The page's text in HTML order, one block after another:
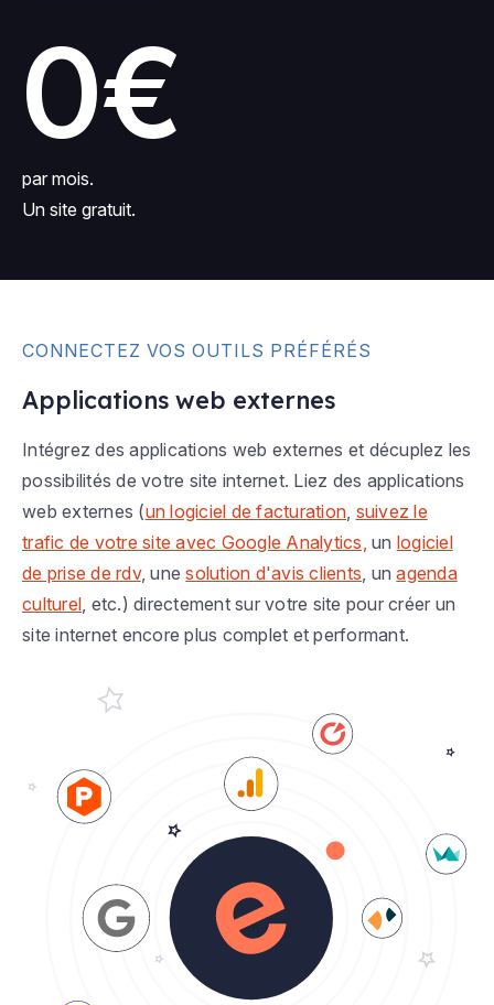
0€
par mois.
Un site gratuit.
CONNECTEZ VOS OUTILS PRÉFÉRÉS
Applications web externes
Intégrez des applications web externes et décuplez les
possibilités de votre site internet. Liez des applications
web externes (un logiciel de facturation, suivez le
trafic de votre site avec Google Analytics, un logiciel
de prise de rdv, unesolution d'avis clients, unagenda
culturel, etc.) directement sur votre site pour créer un
site internet encore plus complet et performant.